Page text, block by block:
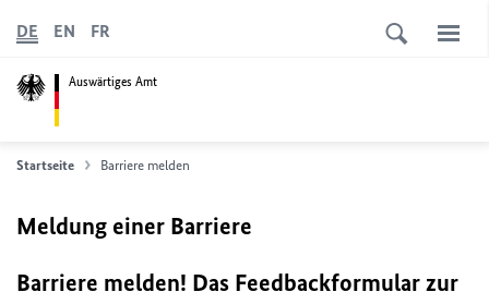
Auswärtiges Amt
DE EN FR
Startseite Barriere melden
Meldung einer Barriere
Barriere melden! Das Feedbackformular zur